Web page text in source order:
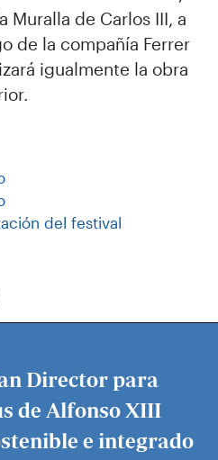
Muralla de Carlos III, a
de la compañía Ferrer
igualmente la obra
del festival
Director para
de Alfonso XIII
e integrado